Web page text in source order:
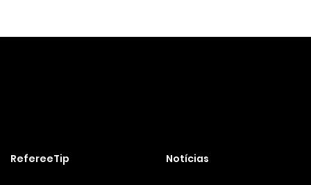
RefereeTip Notícias